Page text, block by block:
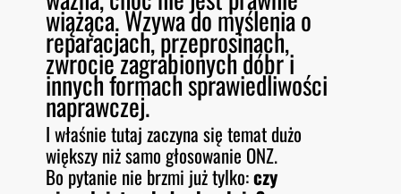
wiążąca. Wzywa do myślenia o
reparacjach, przeprosinach,
zwrocie zagrabionych dóbr i
innych formach sprawiedliwości
naprawczej.
I właśnie tutaj zaczyna się temat dużo
większy niż samo głosowanie ONZ.
Bo pytanie nie brzmi już tylko:czy